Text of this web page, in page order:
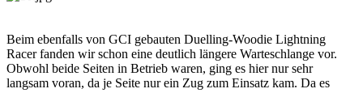
Beim ebenfalls von GCI gebauten Duelling-Woodie Lightning
Racer fanden wir schon eine deutlich längere Warteschlange vor.
Obwohl beide Seiten in Betrieb waren, ging es hier nur sehr
langsam voran, da je Seite nur ein Zug zum Einsatz kam. Da es